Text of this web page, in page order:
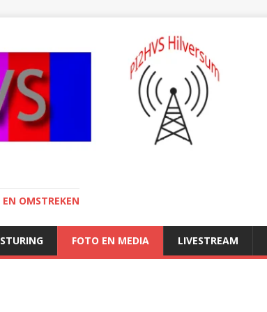
OMSTREKEN
FOTO EN MEDIA LIVESTREAM